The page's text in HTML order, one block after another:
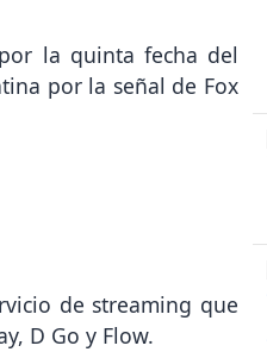
la quinta fecha del
por la señal de Fox
de streaming que
D Go y Flow.